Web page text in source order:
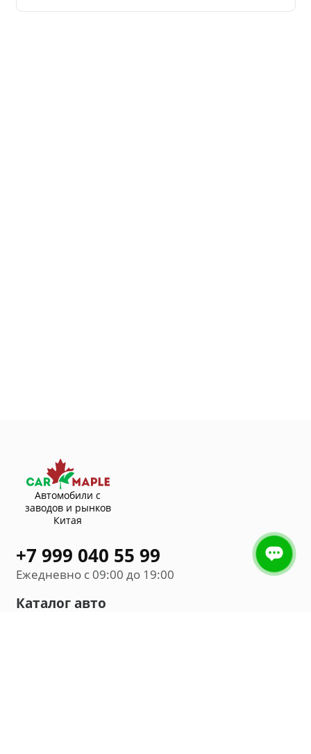
Автомобили с
заводов и рынков
Китая
+7 999 040 55 99
Ежедневно с 09:00 до 19:00
Каталог авто